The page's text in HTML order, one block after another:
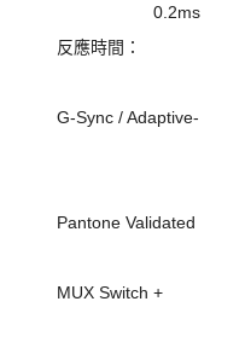
						反應時間：
0.2ms
						Pantone Validated